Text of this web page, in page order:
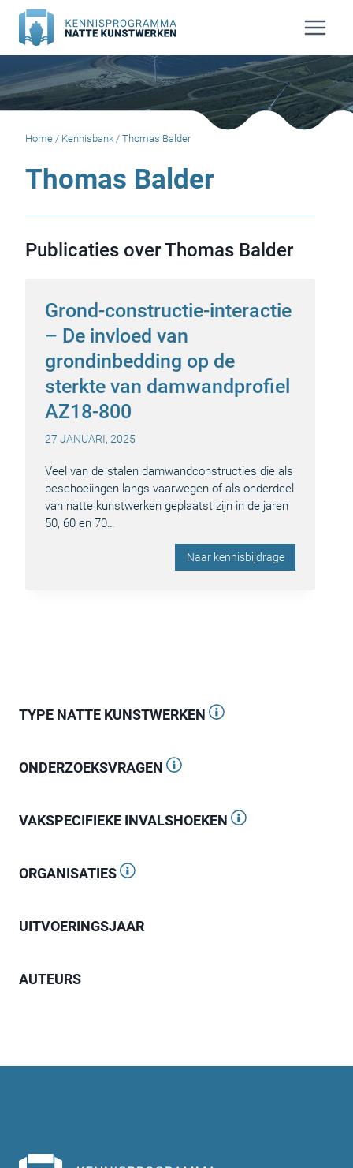
Doorgaan
naar
inhoud
Home / Kennisbank / Thomas Balder
Thomas Balder
Publicaties over Thomas Balder
Grond-constructie-interactie
– De invloed van
grondinbedding op de
sterkte van damwandprofiel
AZ18-800
27 JANUARI, 2025
Veel van de stalen damwandconstructies die als
beschoeiingen langs vaarwegen of als onderdeel
van natte kunstwerken geplaatst zijn in de jaren
50, 60 en 70…
Naar kennisbijdrage
TYPE NATTE KUNSTWERKEN
ONDERZOEKSVRAGEN
VAKSPECIFIEKE INVALSHOEKEN
ORGANISATIES
UITVOERINGSJAAR
AUTEURS